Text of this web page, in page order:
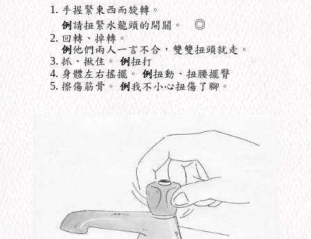
手握緊東西而旋轉。
例請扭緊水龍頭的開關。 ◎
回轉、掉轉。
例他們兩人一言不合，雙雙扭頭就走。
抓、揪住。 例扭打
身體左右搖擺。 例扭動、扭腰擺臀
擦傷筋骨。 例我不小心扭傷了腳。